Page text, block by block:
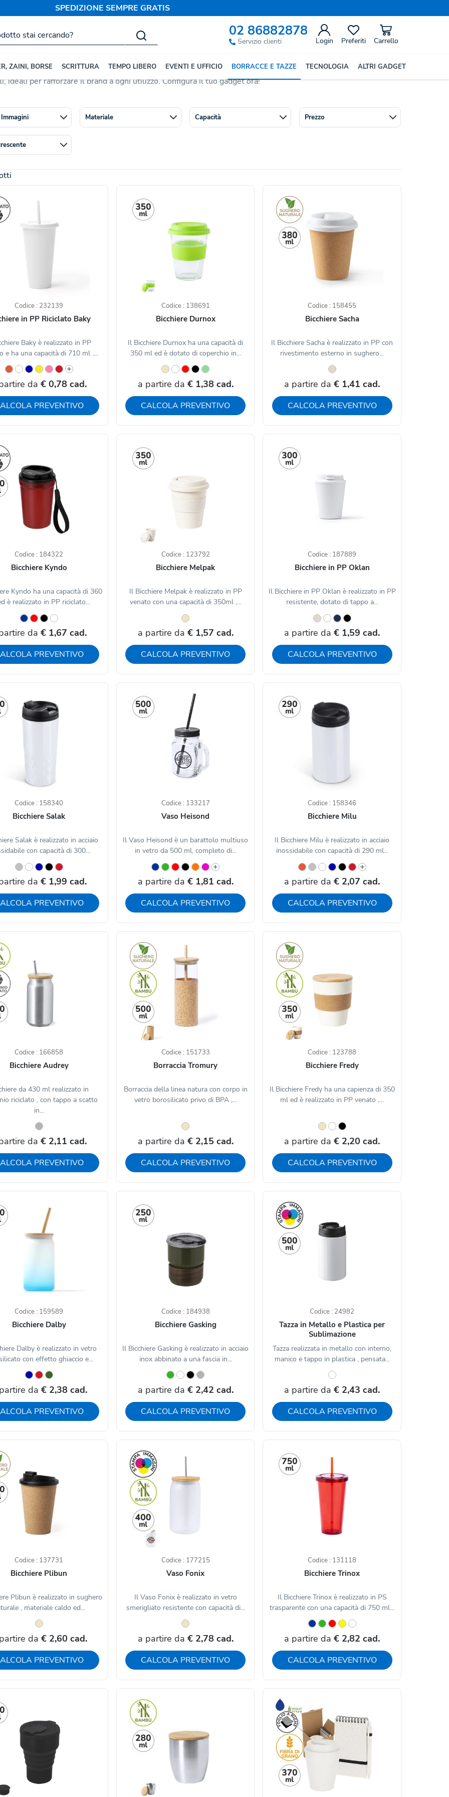
SPEDIZIONE SEMPRE GRATIS
02 86882878
Servizio clienti Login Preferiti Carrello
ZAINI, BORSE SCRITTURA TEMPO LIBERO EVENTI E UFFICIO BORRACCE E TAZZE TECNOLOGIA ALTRI GADGET
Bicchieri con Coperchio
Personalizzati
in silicone
,acciaio inox
e altre soluzioni pratiche per il take away, con ampia gamma di forme e capacità. Il
ideali per rafforzare il brand a ogni utilizzo. Configura il tuo gadget ora!
Materiale Capacità Prezzo
Codice : 232139
in PP Riciclato Baky
Baky è realizzato in PP
e ha una capacità di 710 ml ....
da € 0,78 cad.
PREVENTIVO
Codice : 138691
Bicchiere Durnox
Il Bicchiere Durnox ha una capacità di
350 ml ed è dotato di coperchio in...
a partire da € 1,38 cad.
CALCOLA PREVENTIVO
Codice : 158455
Bicchiere Sacha
Il Bicchiere Sacha è realizzato in PP con
rivestimento esterno in sughero...
a partire da € 1,41 cad.
CALCOLA PREVENTIVO
Codice : 184322
Bicchiere Kyndo
Kyndo ha una capacità di 360
è realizzato in PP riciclato...
da € 1,67 cad.
PREVENTIVO
Codice : 123792
Bicchiere Melpak
Il Bicchiere Melpak è realizzato in PP
venato con una capacità di 350ml ,...
a partire da € 1,57 cad.
CALCOLA PREVENTIVO
Codice : 187889
Bicchiere in PP Oklan
Il Bicchiere in PP Oklan è realizzato in PP
resistente, dotato di tappo a...
a partire da € 1,59 cad.
CALCOLA PREVENTIVO
Codice : 158340
Bicchiere Salak
Salak è realizzato in acciaio
con capacità di 300...
da € 1,99 cad.
PREVENTIVO
Codice : 133217
Vaso Heisond
Il Vaso Heisond è un barattolo multiuso
in vetro da 500 ml, completo di...
a partire da € 1,81 cad.
CALCOLA PREVENTIVO
Codice : 158346
Bicchiere Milu
Il Bicchiere Milu è realizzato in acciaio
inossidabile con capacità di 290 ml...
a partire da € 2,07 cad.
CALCOLA PREVENTIVO
Codice : 166858
Bicchiere Audrey
da 430 ml realizzato in
riciclato , con tappo a scatto
in...
da € 2,11 cad.
PREVENTIVO
Codice : 151733
Borraccia Tromury
Borraccia della linea natura con corpo in
vetro borosilicato privo di BPA ,...
a partire da € 2,15 cad.
CALCOLA PREVENTIVO
Codice : 123788
Bicchiere Fredy
Il Bicchiere Fredy ha una capienza di 350
ml ed è realizzato in PP venato ,...
a partire da € 2,20 cad.
CALCOLA PREVENTIVO
Codice : 159589
Bicchiere Dalby
Dalby è realizzato in vetro
con effetto ghiaccio e...
da € 2,38 cad.
PREVENTIVO
Codice : 184938
Bicchiere Gasking
Il Bicchiere Gasking è realizzato in acciaio
inox abbinato a una fascia in...
a partire da € 2,42 cad.
CALCOLA PREVENTIVO
Codice : 24982
Tazza in Metallo e Plastica per
Sublimazione
Tazza realizzata in metallo con interno,
manico e tappo in plastica , pensata...
a partire da € 2,43 cad.
CALCOLA PREVENTIVO
Codice : 137731
Bicchiere Plibun
Plibun è realizzato in sughero
, materiale caldo ed...
da € 2,60 cad.
PREVENTIVO
Codice : 177215
Vaso Fonix
Il Vaso Fonix è realizzato in vetro
smerigliato resistente con capacità di...
a partire da € 2,78 cad.
CALCOLA PREVENTIVO
Codice : 131118
Bicchiere Trinox
Il Bicchiere Trinox è realizzato in PS
trasparente con una capacità di 750 ml...
a partire da € 2,82 cad.
CALCOLA PREVENTIVO